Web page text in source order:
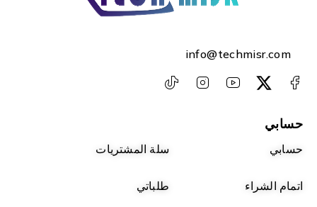
info@techmisr.com
حسابي
حسابي سلة المشتريات
اتمام الشراء طلباتي